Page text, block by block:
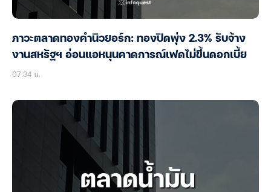
ภาวะตลาดทองคำนิวยอร์ก: ทองปิดพุ่ง 2.3% รับจ้าง
งานสหรัฐฯ อ่อนแอหนุนคาดการณ์เฟดไม่ขึ้นดอกเบี้ย
07:34 น.